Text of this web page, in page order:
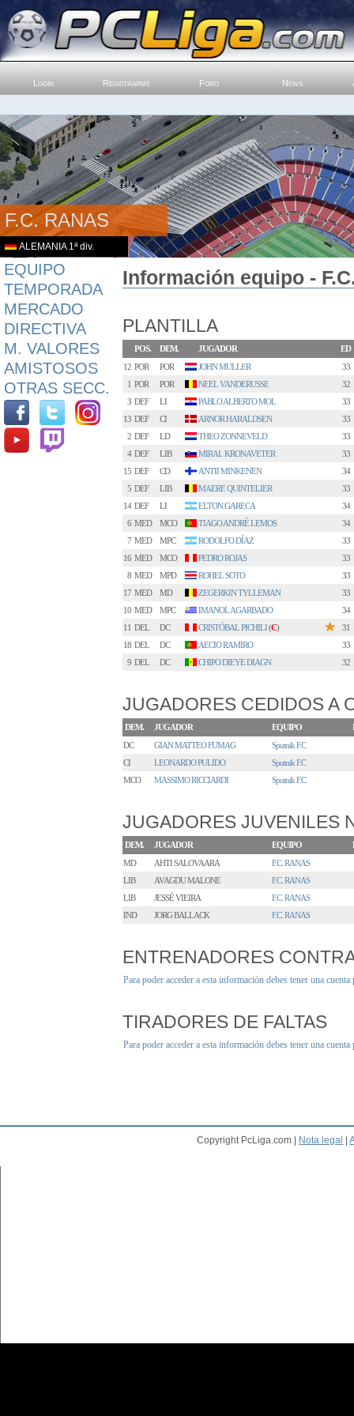
Login Registrarme Foro News
F.C. RANAS
ALEMANIA 1ª div.
EQUIPO
TEMPORADA
MERCADO
DIRECTIVA
M. VALORES
AMISTOSOS
OTRAS SECC.
Información equipo -
PLANTILLA
POS. DEM. JUGADOR
ED
12 POR POR JOHN MULLER
33
1 POR POR NEEL VANDERUSSE
32
3 DEF LI PABLO ALBERTO MOL
33
13 DEF CI ARNOR HARALDSEN
33
2 DEF LD THEO ZONNEVELD
33
4 DEF LIB MIRAL KRONAVETER
33
15 DEF CD ANTII MINKENEN
34
5 DEF LIB MAERE QUINTELIER
33
14 DEF LI ELTON GARECA
34
6 MED MCO TIAGO ANDRÉ LEMOS
34
7 MED MPC RODOLFO DÍAZ
33
16 MED MCO PEDRO ROJAS
33
8 MED MPD ROHEL SOTO
33
17 MED MD ZEGERKIN TYLLEMAN
33
10 MED MPC IMANOL AGARBADO
34
11 DEL DC CRISTÓBAL PICHILI(C)
31
18 DEL DC AECIO RAMIRO
33
9 DEL DC CHIPO DIEYE DIAGN 32
JUGADORES CEDIDOS A
DEM. JUGADOR EQUIPO
DC
GIAN MATTEO FUMAG
Sputnik F.C
CI
LEONARDO PULIDO
Sputnik F.C
MCO
MASSIMO RICCIARDI Sputnik F.C
JUGADORES JUVENILES
DEM. JUGADOR EQUIPO
MD
AHTI SALOVAARA
F.C. RANAS
LIB
AVAGDU MALONE
F.C. RANAS
LIB
JESSÉ VIEIRA
F.C. RANAS
IND
JORG BALLACK F.C. RANAS
ENTRENADORES
Para poder acceder a esta información debes tener una
TIRADORES DE FALTAS
Para poder acceder a esta información debes tener una
Copyright PcLiga.com | Nota legal |